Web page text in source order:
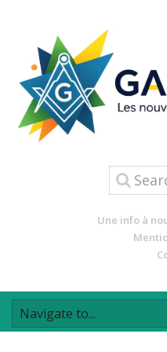
Une info à